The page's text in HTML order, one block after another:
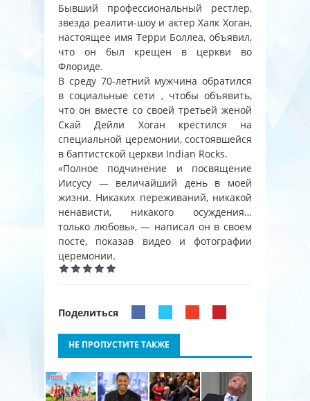
Бывший профессиональный рестлер,
звезда реалити-шоу и актер Халк Хоган,
настоящее имя Терри Боллеа, объявил,
что он был крещен в церкви во
Флориде.
В среду 70-летний мужчина обратился
в социальные сети , чтобы объявить,
что он вместе со своей третьей женой
Скай Дейли Хоган крестился на
специальной церемонии, состоявшейся
в баптистской церкви Indian Rocks.
«Полное подчинение и посвящение
Иисусу — величайший день в моей
жизни. Никаких переживаний, никакой
ненависти, никакого осуждения…
только любовь», — написал он в своем
посте, показав видео и фотографии
церемонии.
Поделиться
НЕ ПРОПУСТИТЕ ТАКЖЕ